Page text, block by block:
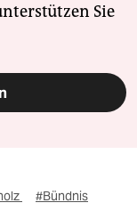
Sie
#Bündnis